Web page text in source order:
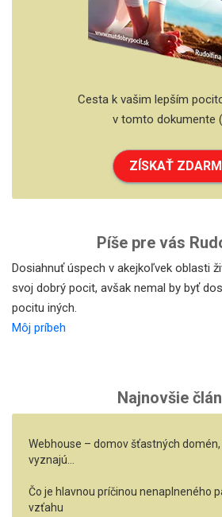
Cesta k vašim lepším
v tomto dokumente
ZÍSKAŤ
Píše pre vás
Dosiahnuť úspech v akejkoľvek oblasti
svoj dobrý pocit, avšak nemal by byť
pocitu iných.
Môj príbeh
Najnovšie
Webhouse – domov šťastných domén,
vyznajú…
Čo je hlavnou príčinou nenaplneného
vzťahu